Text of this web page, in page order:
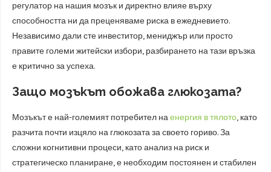
регулатор на нашия мозък и директно влияе върху
способността ни да преценяваме риска в ежедневието.
Независимо дали сте инвеститор, мениджър или просто
правите големи житейски избори, разбирането на тази връзка
е критично за успеха.
Защо мозъкът обожава глюкозата?
Мозъкът е най-големият потребител наенергия в тялото, като
разчита почти изцяло на глюкозата за своето гориво. За
сложни когнитивни процеси, като анализ на риск и
стратегическо планиране, е необходим постоянен и стабилен